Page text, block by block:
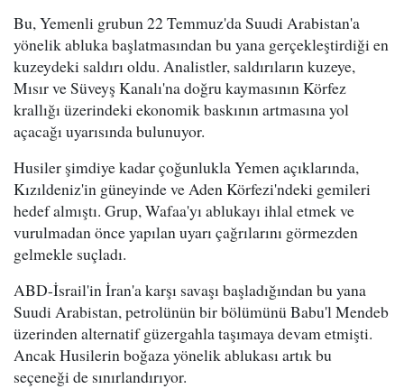
Bu, Yemenli grubun 22 Temmuz'da Suudi Arabistan'a
yönelik abluka başlatmasından bu yana gerçekleştirdiği en
kuzeydeki saldırı oldu. Analistler, saldırıların kuzeye,
Mısır ve Süveyş Kanalı'na doğru kaymasının Körfez
krallığı üzerindeki ekonomik baskının artmasına yol
açacağı uyarısında bulunuyor.
Husiler şimdiye kadar çoğunlukla Yemen açıklarında,
Kızıldeniz'in güneyinde ve Aden Körfezi'ndeki gemileri
hedef almıştı. Grup, Wafaa'yı ablukayı ihlal etmek ve
vurulmadan önce yapılan uyarı çağrılarını görmezden
gelmekle suçladı.
ABD-İsrail'in İran'a karşı savaşı başladığından bu yana
Suudi Arabistan, petrolünün bir bölümünü Babu'l Mendeb
üzerinden alternatif güzergahla taşımaya devam etmişti.
Ancak Husilerin boğaza yönelik ablukası artık bu
seçeneği de sınırlandırıyor.